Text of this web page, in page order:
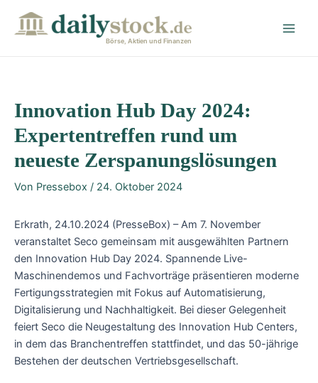
Börse, Aktien und Finanzen
Innovation Hub Day 2024:
Expertentreffen rund um
neueste Zerspanungslösungen
Von Pressebox / 24. Oktober 2024
Erkrath, 24.10.2024 (PresseBox) – Am 7. November
veranstaltet Seco gemeinsam mit ausgewählten Partnern
den Innovation Hub Day 2024. Spannende Live-
Maschinendemos und Fachvorträge präsentieren moderne
Fertigungsstrategien mit Fokus auf Automatisierung,
Digitalisierung und Nachhaltigkeit. Bei dieser Gelegenheit
feiert Seco die Neugestaltung des Innovation Hub Centers,
in dem das Branchentreffen stattfindet, und das 50-jährige
Bestehen der deutschen Vertriebsgesellschaft.